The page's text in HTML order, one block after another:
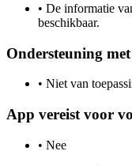
• De informatie
beschikbaar.
Ondersteuning
• Niet van
App vereist voor
• Nee